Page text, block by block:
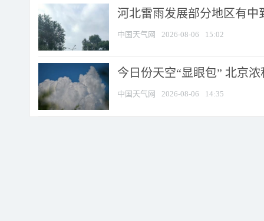
河北雷雨发展部分地区有中
中国天气网 2026-08-06 15:02
今日份天空“显眼包” 北京
中国天气网 2026-08-06 14:35